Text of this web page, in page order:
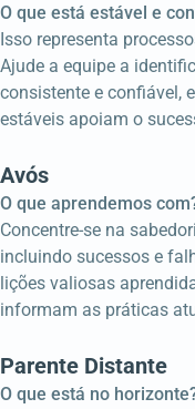
O que está estável e
Isso representa
Ajude a equipe a
consistente e confiável,
estáveis apoiam o
Avós
O que aprendemos
Concentre-se na
incluindo sucessos e
lições valiosas
informam as práticas
Parente Distante
O que está no